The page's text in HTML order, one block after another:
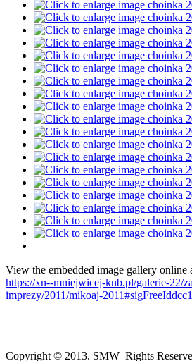
View the embedded image gallery online
https://xn--mniejwicej-knb.pl/galerie-22/
imprezy/2011/mikoaj-
Copyright © 2013. SMW Rights